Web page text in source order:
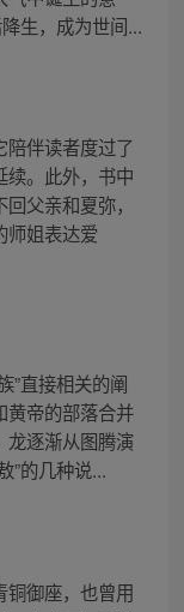
生，成为世间...
陪伴读者度过了
续。此外，书中
父亲和夏弥，
师姐表达爱
”直接相关的阐
黄帝的部落合并
龙逐渐从图腾演
”的几种说...
铜御座，也曾用